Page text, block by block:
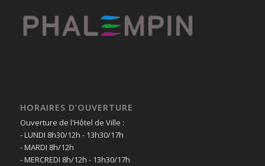
HORAIRES D’OUVERTURE
Ouverture de l'Hôtel de Ville :
- LUNDI 8h30/12h - 13h30/17h
- MARDI 8h/12h
- MERCREDI 8h/12h - 13h30/17h